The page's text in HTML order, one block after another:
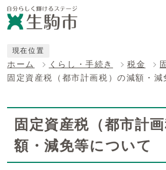
現在位置
ホーム くらし・手続き 税金
固定資産税（都市計画税）の減額・減
固定資産税（都市計
額・減免等について